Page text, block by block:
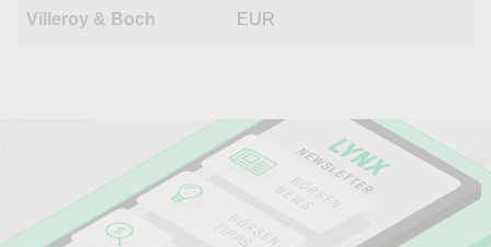
Villeroy & Boch EUR